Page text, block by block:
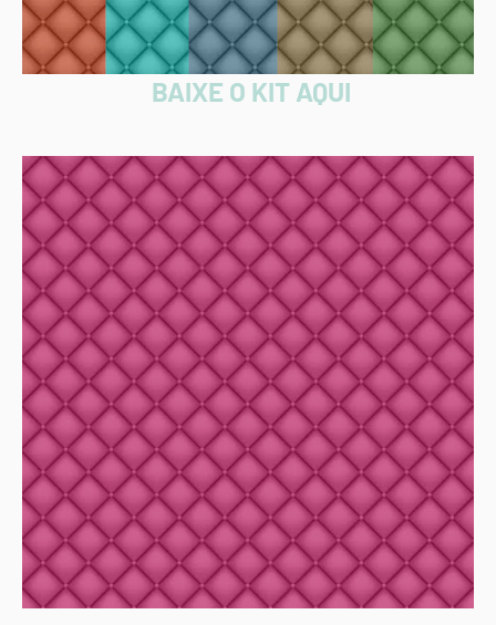
BAIXE O KIT AQUI